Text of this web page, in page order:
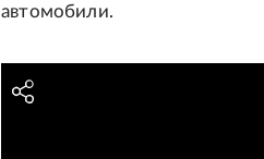
автомобили.